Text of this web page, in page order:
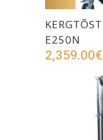
E250N
2,359.00€